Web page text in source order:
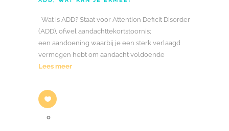
Wat is ADD? Staat voor Attention Deficit Disorder
(ADD), ofwel aandachttekortstoornis;
een aandoening waarbij je een sterk verlaagd
vermogen hebt om aandacht voldoende
Lees meer
0